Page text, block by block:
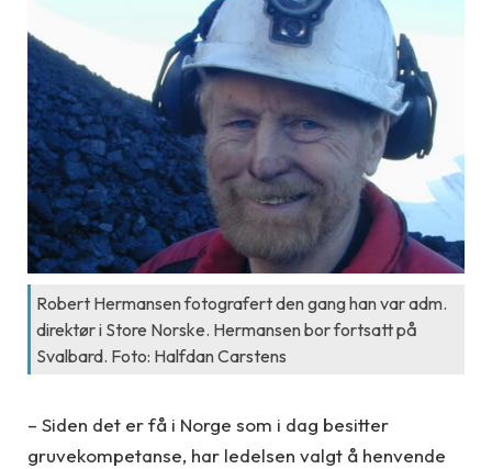
Robert Hermansen fotografert den gang han var adm.
direktør i Store Norske. Hermansen bor fortsatt på
Svalbard. Foto: Halfdan Carstens
– Siden det er få i Norge som i dag besitter
gruvekompetanse, har ledelsen valgt å henvende